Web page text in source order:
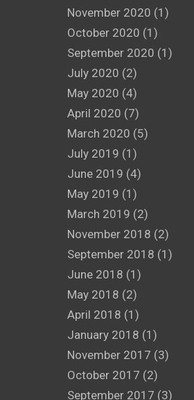
November 2020 (1)
October 2020 (1)
September 2020 (1)
July 2020 (2)
May 2020 (4)
April 2020 (7)
March 2020 (5)
July 2019 (1)
June 2019 (4)
May 2019 (1)
March 2019 (2)
November 2018 (2)
September 2018 (1)
June 2018 (1)
May 2018 (2)
April 2018 (1)
January 2018 (1)
November 2017 (3)
October 2017 (2)
September 2017 (3)